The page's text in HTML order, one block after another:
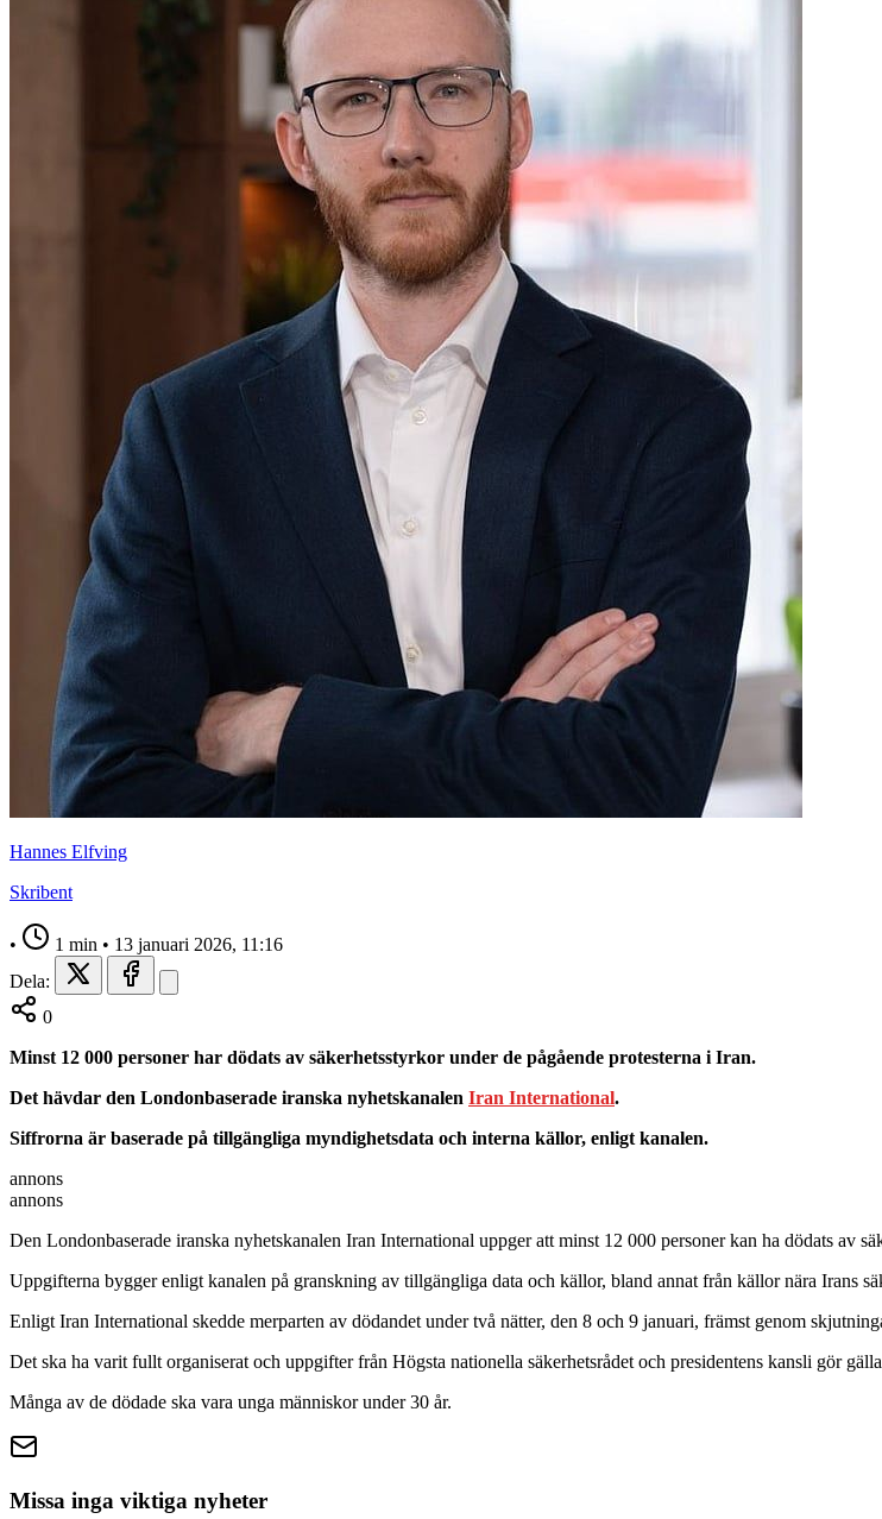
Hannes Elfving
Skribent
• 1 min • 13 januari 2026, 11:16
Dela:
0
Minst 12 000 personer har dödats av säkerhetsstyrkor under de pågående protesterna i Iran.
Det hävdar den Londonbaserade iranska nyhetskanalen Iran International.
Siffrorna är baserade på tillgängliga myndighetsdata och interna källor, enligt kanalen.
annons
annons
Den Londonbaserade iranska nyhetskanalen Iran International uppger att minst 12 000 personer kan ha dödats av
Uppgifterna bygger enligt kanalen på granskning av tillgängliga data och källor, bland annat från källor nära Irans
Enligt Iran International skedde merparten av dödandet under två nätter, den 8 och 9 januari, främst genom
Det ska ha varit fullt organiserat och uppgifter från Högsta nationella säkerhetsrådet och presidentens kansli gör
Många av de dödade ska vara unga människor under 30 år.
Missa inga viktiga nyheter